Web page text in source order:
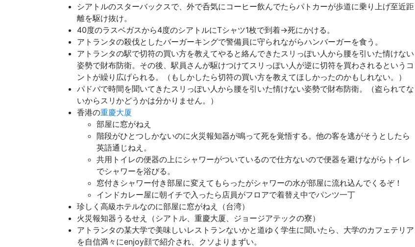
シアトルのスターバックスで、外で呑気にコーヒー飲んでたらパトカーが歩道に乗り上げ至近距
離を駆け抜け。
40度のラスベガスから4度のシアトルにTシャツ1枚で到着→死にかける。
アトランタの殺伐としたバーガーキングで警備員に守られながらハンバーガーを食う。
アトランタの駅で切符の買い方を教えてやると絡んできたスリっぽい人から腰を引いた情けない
姿勢で財布防衛。その後、駅員さんが駆けつけてスリっぽい人が逆に切符を買わされるというコ
ントが繰り広げられる。（もしかしたら切符の買い方を教えてほしかったのかもしれない。）
パドバで時間を聞いてきたスリっぽい人から腰を引いた情けない姿勢で財布防衛。（盗られてな
いからスリかどうかは分かりません。）
香港の重慶大厦
部屋に窓がねえ
階段がひとつしかないのに火災報知器が鳴って死を覚悟する。他の客を逃がそうとしたら
英語通じねえ。
共用トイレの便器の上にシャワーがついているので仕方ないので便器を避けながらトイレ
でシャワーを浴びる。
窓付きシャワー付き部屋に変えてもらったがシャワーの水が部屋に流れ込んでくるぞ！
インドカレー屋に朝イチで入ったら店員がフロアで着替え中でパンツ一丁
珍しく高級ホテルなのに部屋に窓がねえ（台湾）
火災報知器うるせえ（シアトル、重慶大厦、ジョージアテックの寮）
アトランタの某大学で美味しいレストランないかと道ゆく学生に聞いたら、大学のカフェテリア
を自信満々にenjoy顔で紹介され、クソよりまずい。